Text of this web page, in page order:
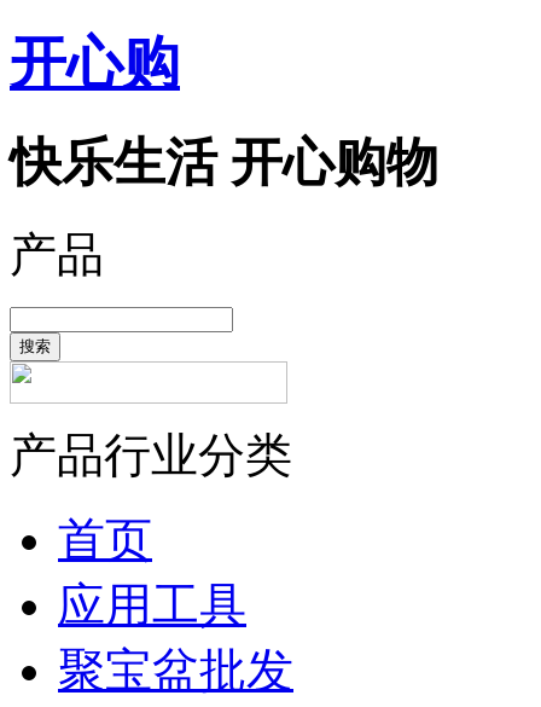
开心购
快乐生活 开心购物
产品
搜索
产品行业分类
首页
应用工具
聚宝盆批发